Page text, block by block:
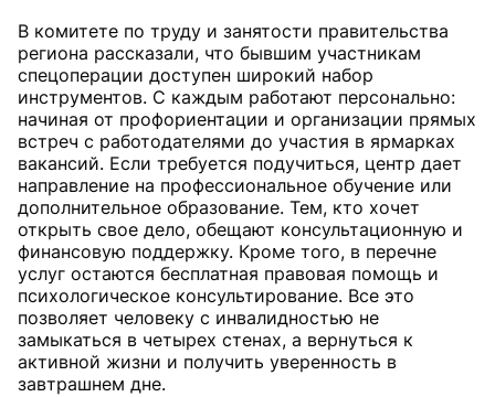
В комитете по труду и занятости правительства
региона рассказали, что бывшим участникам
спецоперации доступен широкий набор
инструментов. С каждым работают персонально:
начиная от профориентации и организации прямых
встреч с работодателями до участия в ярмарках
вакансий. Если требуется подучиться, центр дает
направление на профессиональное обучение или
дополнительное образование. Тем, кто хочет
открыть свое дело, обещают консультационную и
финансовую поддержку. Кроме того, в перечне
услуг остаются бесплатная правовая помощь и
психологическое консультирование. Все это
позволяет человеку с инвалидностью не
замыкаться в четырех стенах, а вернуться к
активной жизни и получить уверенность в
завтрашнем дне.